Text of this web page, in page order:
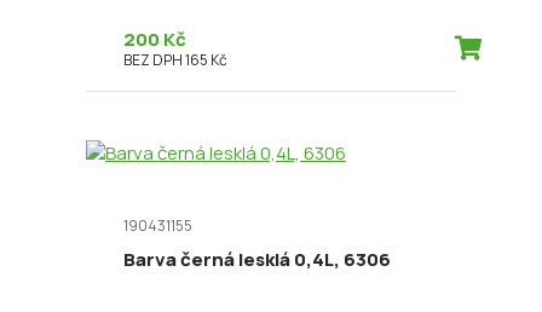
200 Kč
BEZ DPH 165 Kč
190431155
Barva černá lesklá 0,4L, 6306